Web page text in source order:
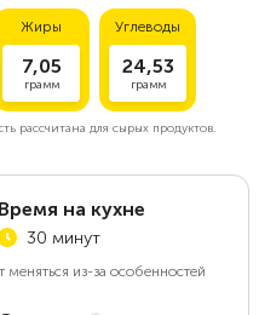
Жиры
7,05
грамм
Углеводы
24,53
грамм
рассчитана для сырых продуктов.
Время на кухне
30 минут
из-за особенностей